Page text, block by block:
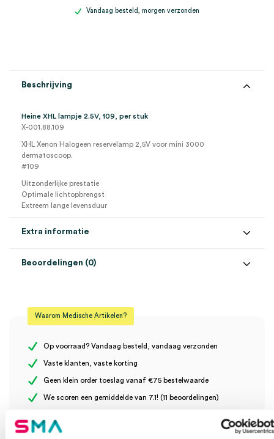
Vandaag besteld, morgen verzonden
Beschrijving
Heine XHL lampje 2.5V, 109, per stuk
X-001.88.109
XHL Xenon Halogeen reservelamp 2,5V voor mini 3000
dermatoscoop.
#109
Uitzonderlijke prestatie
Optimale lichtopbrengst
Extreem lange levensduur
Extra informatie
Uitvoering 2.5V XHL
Voltage
Beoordelingen (0)
Er zijn nog geen beoordelingen.
beoordelen
Waarom Medische Artikelen?
Op voorraad? Vandaag besteld, vandaag verzonden
Vaste klanten, vaste korting
Geen klein order toeslag vanaf €75 bestelwaarde
We scoren een gemiddelde van 7.1! (11 beoordelingen)